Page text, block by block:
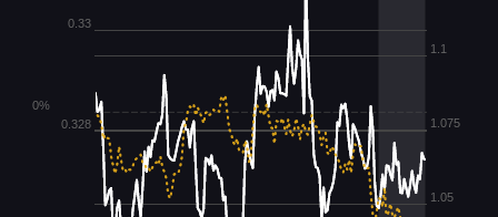
0.328
0.33
0%
1.05
1.075
1.1